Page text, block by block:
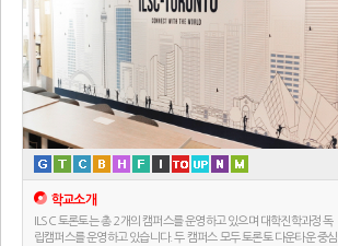
학교소개
ILSC 토론토는 총 2개의 캠퍼스를 운영하고 있으며 대학진학과정 독
립캠퍼스를 운영하고 있습니다. 두 캠퍼스 모두 토론토 다운타운 중심